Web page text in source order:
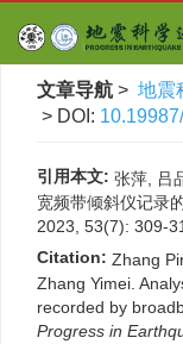
文章导航 > 地震
> DOI:
引用本文: 张萍, 吕
宽频带倾斜仪记录
2023, 53(7): 309-
Citation: Zhang
Zhang Yimei.
recorded by
Progress in